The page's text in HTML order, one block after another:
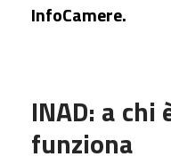
InfoCamere.
INAD: a
funziona